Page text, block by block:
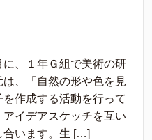
に、１年Ｇ組で美術の研
、「自然の形や色を見
作成する活動を行って
イデアスケッチを互い
合います。生 […]